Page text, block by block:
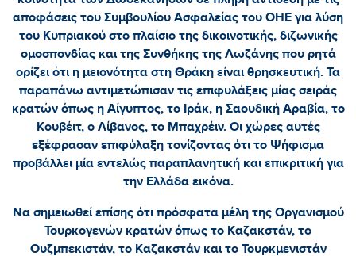
αποφάσεις του Συμβουλίου Ασφαλείας του ΟΗΕ για λύση
του Κυπριακού στο πλαίσιο της δικοινοτικής, διζωνικής
ομοσπονδίας και της Συνθήκης της Λωζάνης που ρητά
ορίζει ότι η μειονότητα στη Θράκη είναι θρησκευτική. Τα
παραπάνω αντιμετώπισαν τις επιφυλάξεις μίας σειράς
κρατών όπως η Αίγυπτος, το Ιράκ, η Σαουδική Αραβία, το
Κουβέιτ, ο Λίβανος, το Μπαχρέιν. Οι χώρες αυτές
εξέφρασαν επιφύλαξη τονίζοντας ότι το Ψήφισμα
προβάλλει μία εντελώς παραπλανητική και επικριτική για
την Ελλάδα εικόνα.
Να σημειωθεί επίσης ότι πρόσφατα μέλη της Οργανισμού
Τουρκογενών κρατών όπως το Καζακστάν, το
Ουζμπεκιστάν, το Καζακστάν και το Τουρκμενιστάν